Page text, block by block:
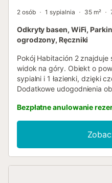
2 osób 1 sypialnia 35 m²
Odkryty basen, WiFi,
ogrodzony, Ręczniki
Pokój Habitación 2
widok na góry. Obiekt o
sypialni i 1 łazienki, dzięki
Dodatkowe udogodnienia
biurowej. Ponadto do
bilardowy. Dostępne są
krzesełko do karmienia.
Domek letniskowy ze
ogrodem, tarasem i
Bezpłatne anulowanie